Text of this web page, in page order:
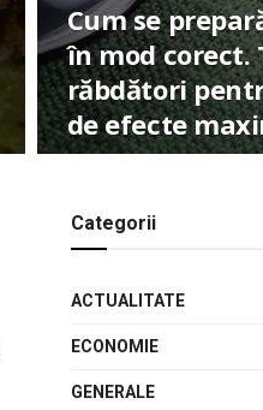
Cum se
în mod corect.
răbdători
de efecte
Categorii
ACTUALITATE
ECONOMIE
GENERALE